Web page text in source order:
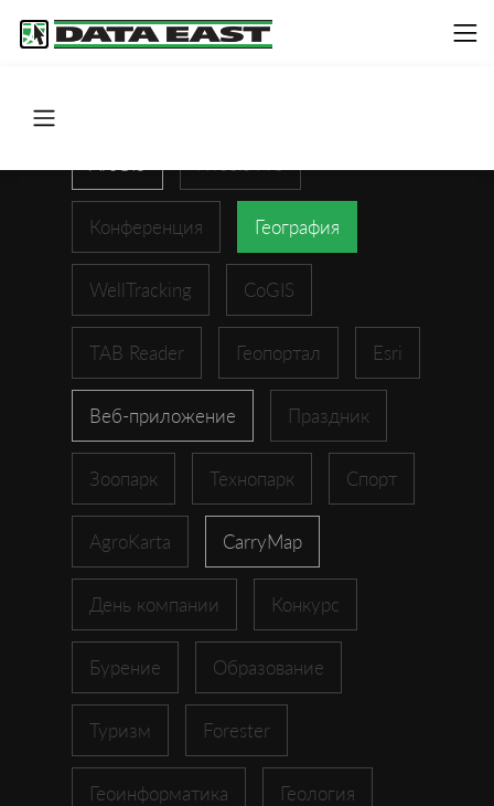
Конференция География
WellTracking CoGIS
TAB Reader Геопортал Esri
Веб-приложение Праздник
Зоопарк Технопарк Спорт
AgroKarta CarryMap
День компании Конкурс
Бурение Образование
Туризм Forester
Геоинформатика Геология